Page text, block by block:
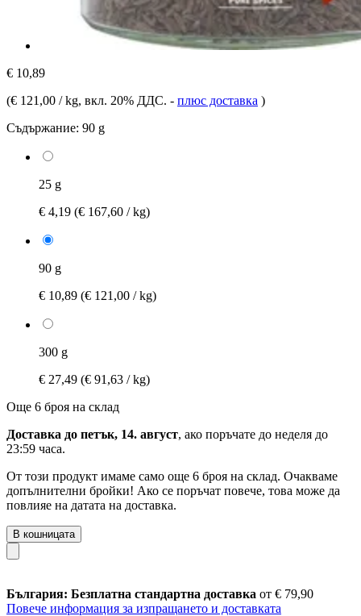
€ 10,89
(€ 121,00 / kg, вкл. 20% ДДС. - плюс доставка )
Съдържание: 90 g
25 g
€ 4,19 (€ 167,60 / kg)
90 g
€ 10,89 (€ 121,00 / kg)
300 g
€ 27,49 (€ 91,63 / kg)
Още 6 броя на склад
Доставка до петък, 14. август, ако поръчате до неделя до
23:59 часа.
От този продукт имаме само още 6 броя на склад. Очакваме
допълнителни бройки! Ако се поръчат повече, това може да
повлияе на датата на доставка.
В кошницата
България: Безплатна стандартна доставка от € 79,90
Повече информация за изпращането и доставката